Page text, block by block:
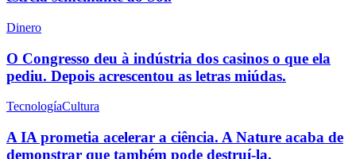
Dinero
O Congresso deu à indústria dos casinos o que ela
pediu. Depois acrescentou as letras miúdas.
TecnologíaCultura
A IA prometia acelerar a ciência. A Nature acaba de
demonstrar que também pode destruí-la.